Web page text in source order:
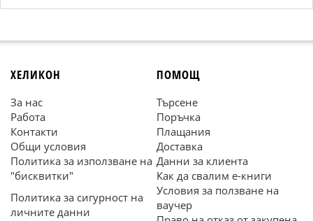
ХЕЛИКОН
За нас
Работа
Контакти
Общи условия
Политика за използване на
"бисквитки"
Политика за сигурност на
личните данни
ПОМОЩ
Търсене
Поръчка
Плащания
Доставка
Данни за клиента
Как да свалим е-книги
Условия за ползване на
ваучер